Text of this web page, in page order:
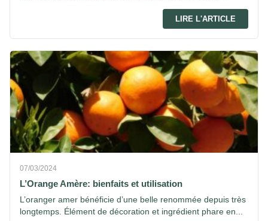
LIRE L'ARTICLE
07/03/2024
L’Orange Amère: bienfaits et utilisation
L’oranger amer bénéficie d’une belle renommée depuis très
longtemps. Élément de décoration et ingrédient phare en...